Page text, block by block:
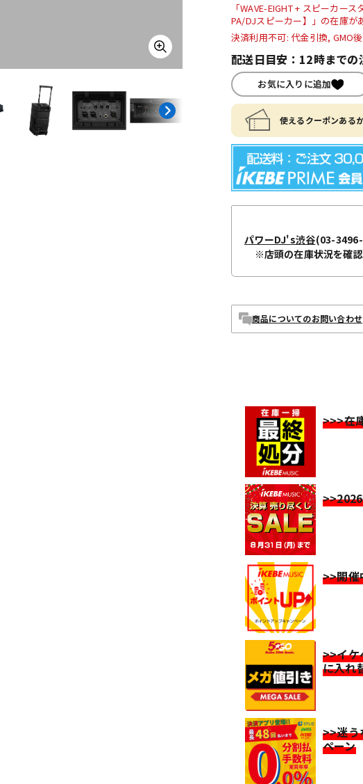
「WAVE-EIGHT + スピーカー
PA/DJスピーカー】」の在庫が
決済利用不可: 代金引換, GMO
配送日目安：12時までの
お気に入りに追加
使えるクーポンある
パワーDJ's渋谷(03-
※店頭の在庫状況を確
商品についてのお問い合わせ
>>>在
>>開催
>>イケ
に入れ
>>迷う
ペーン